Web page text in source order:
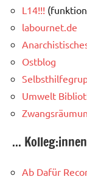
L14!!!
labournet.de
Ostblog
Umwelt
... Kolleg:innen
Ab Dafür